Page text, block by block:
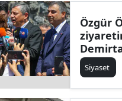
Özgür
iletti
Siyaset